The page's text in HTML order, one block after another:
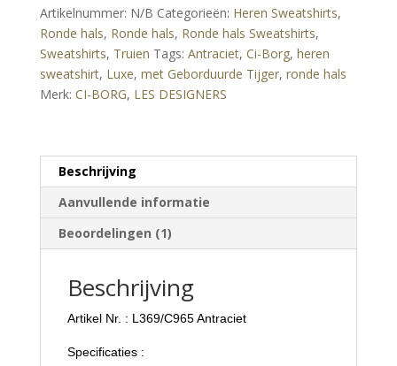
met
Geborduurde
Tijger
–
Antraciet
Artikelnummer: N/B Categorieën: Heren Sweatshirts,
Ronde hals, Ronde hals, Ronde hals Sweatshirts,
Sweatshirts, Truien Tags: Antraciet, Ci-Borg, heren
sweatshirt, Luxe, met Geborduurde Tijger, ronde hals
Merk: CI-BORG, LES DESIGNERS
Beschrijving
Aanvullende informatie
Beoordelingen (1)
Beschrijving
Artikel Nr. : L369/C965 Antraciet
Specificaties :